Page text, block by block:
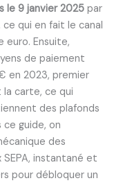
le 9 janvier 2025 par
qui en fait le canal
euro. Ensuite,
de paiement
en 2023, premier
carte, ce qui
des plafonds
guide, on
des
instantané et
pour débloquer un